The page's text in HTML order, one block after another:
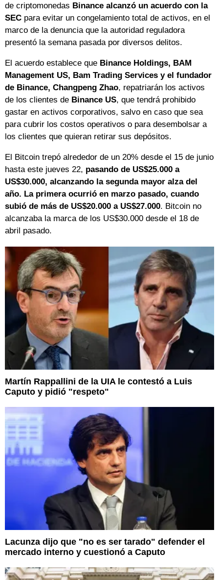
de criptomonedas Binance alcanzó un acuerdo con la
SEC para evitar un congelamiento total de activos, en el
marco de la denuncia que la autoridad reguladora
presentó la semana pasada por diversos delitos.
El acuerdo establece que Binance Holdings, BAM
Management US, Bam Trading Services y el fundador
de Binance, Changpeng Zhao, repatriarán los activos
de los clientes de Binance US, que tendrá prohibido
gastar en activos corporativos, salvo en caso que sea
para cubrir los costos operativos o para desembolsar a
los clientes que quieran retirar sus depósitos.
El Bitcoin trepó alrededor de un 20% desde el 15 de junio
hasta este jueves 22, pasando de US$25.000 a
US$30.000, alcanzando la segunda mayor alza del
año. La primera ocurrió en marzo pasado, cuando
subió de más de US$20.000 a US$27.000. Bitcoin no
alcanzaba la marca de los US$30.000 desde el 18 de
abril pasado.
Martín Rappallini de la UIA le contestó a Luis
Caputo y pidió "respeto"
Lacunza dijo que "no es ser tarado" defender el
mercado interno y cuestionó a Caputo